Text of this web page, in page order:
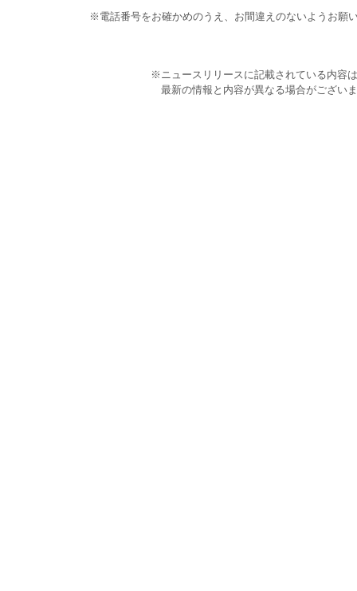
※電話番号をお確かめのうえ、お間違えのないようお願
※ニュースリリースに記載されている内容
最新の情報と内容が異なる場合がござい